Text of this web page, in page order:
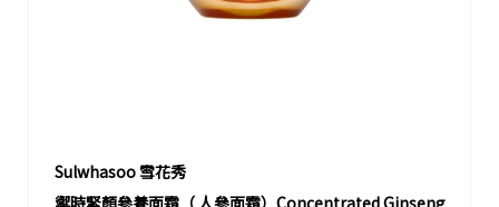
Sulwhasoo 雪花秀